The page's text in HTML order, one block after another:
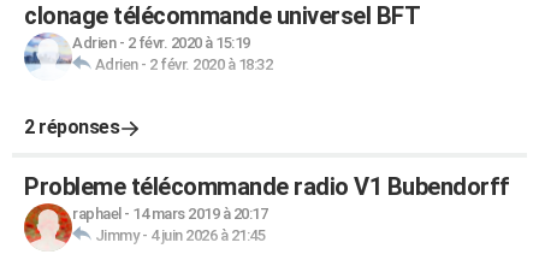
clonage télécommande universel BFT
Adrien- 2 févr. 2020 à 15:19
Adrien- 2 févr. 2020 à 18:32
2 réponses
Probleme télécommande radio V1 Bubendorff
raphael - 14 mars 2019 à 20:17
Jimmy- 4 juin 2026 à 21:45